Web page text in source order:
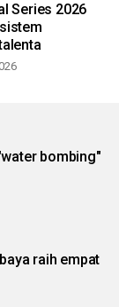
Series 2026
bombing"
raih empat